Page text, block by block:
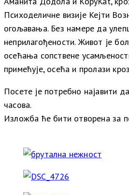
Психоделичне визије Кејти
огољавања. Без намере да
неприлагођености. Живот је
осећања сопствене
примећује, осећа и пролази
Посете је потребно најавити
часова.
Изложба ће бити отворена за